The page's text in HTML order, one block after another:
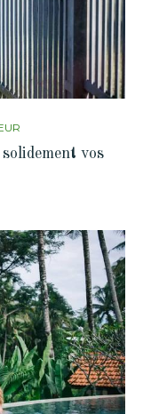
vos